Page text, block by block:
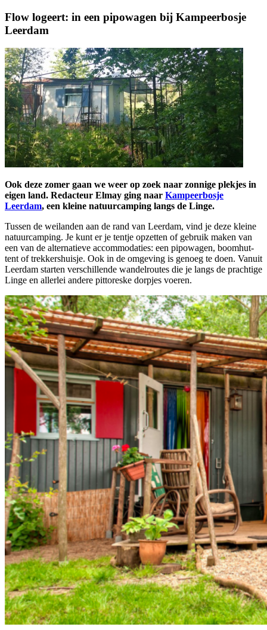
Flow logeert: in een pipowagen bij Kampeerbosje
Leerdam
Ook deze zomer gaan we weer op zoek naar zonnige plekjes in
eigen land. Redacteur Elmay ging naar Kampeerbosje
Leerdam, een kleine natuurcamping langs de Linge.
Tussen de weilanden aan de rand van Leerdam, vind je deze kleine
natuurcamping. Je kunt er je tentje opzetten of gebruik maken van
een van de alternatieve accommodaties: een pipowagen, boomhut-
tent of trekkershuisje. Ook in de omgeving is genoeg te doen. Vanuit
Leerdam starten verschillende wandelroutes die je langs de prachtige
Linge en allerlei andere pittoreske dorpjes voeren.